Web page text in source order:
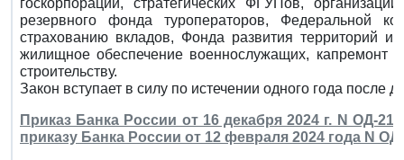
госкорпораций, стратегических ФГУПов,
резервного фонда туроператоров, Федеральной
страхованию вкладов, Фонда развития территорий
жилищное обеспечение военнослужащих, капремонт
строительству.
Закон вступает в силу по истечении одного года после
Приказ Банка России от 16 декабря 2024 г. N ОД-
приказу Банка России от 12 февраля 2024 года N